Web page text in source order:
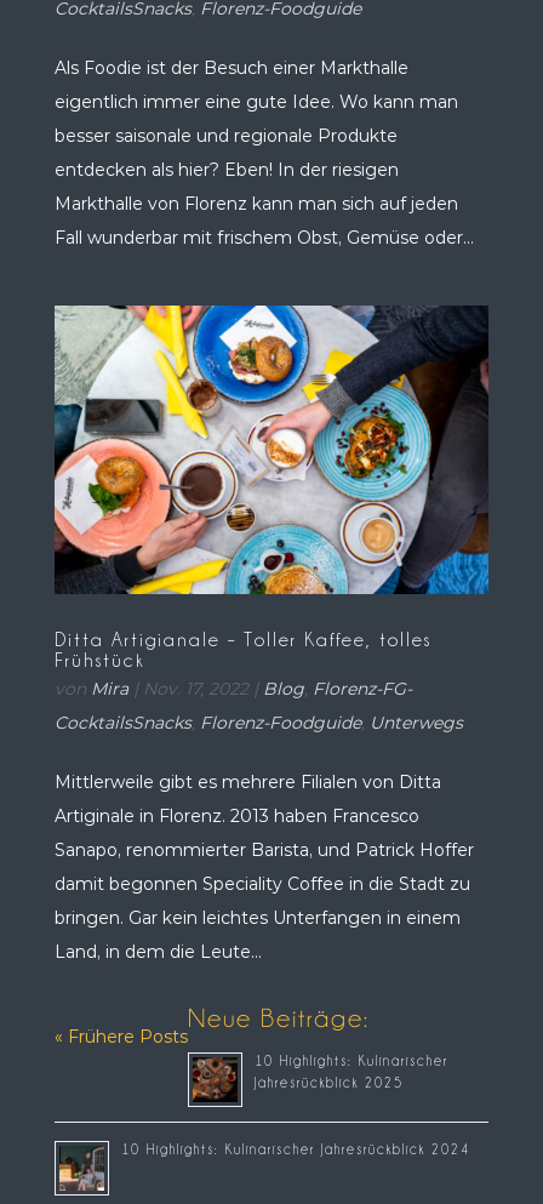
CocktailsSnacks, Florenz-Foodguide
Als Foodie ist der Besuch einer Markthalle
eigentlich immer eine gute Idee. Wo kann man
besser saisonale und regionale Produkte
entdecken als hier? Eben! In der riesigen
Markthalle von Florenz kann man sich auf jeden
Fall wunderbar mit frischem Obst, Gemüse oder...
Ditta Artigianale – Toller Kaffee, tolles
Frühstück
von Mira| Nov. 17, 2022| Blog, Florenz-FG-
CocktailsSnacks, Florenz-Foodguide, Unterwegs
Mittlerweile gibt es mehrere Filialen von Ditta
Artiginale in Florenz. 2013 haben Francesco
Sanapo, renommierter Barista, und Patrick Hoffer
damit begonnen Speciality Coffee in die Stadt zu
bringen. Gar kein leichtes Unterfangen in einem
Land, in dem die Leute...
« Frühere Posts
Neue Beiträge:
10 Highlights: Kulinarischer
Jahresrückblick 2025
10 Highlights: Kulinarischer Jahresrückblick 2024